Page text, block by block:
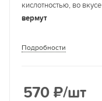
кислотностью, во вкусе
вермут
Подробности
570 ₽/шт